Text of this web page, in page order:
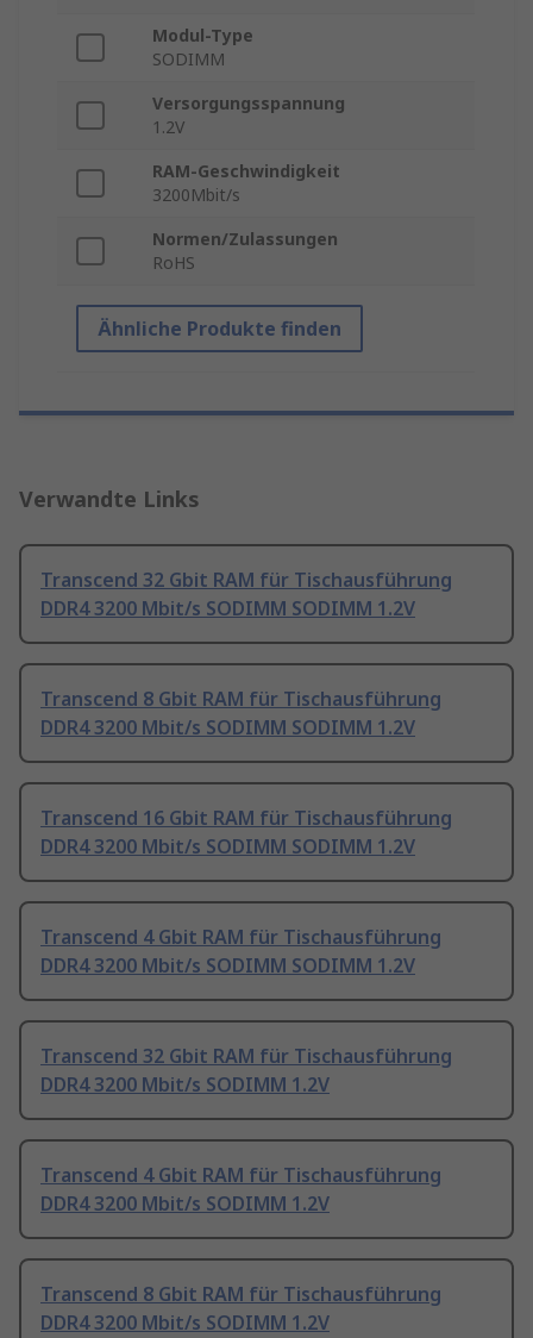
Modul-Type
SODIMM
Versorgungsspannung
1.2V
RAM-Geschwindigkeit
3200Mbit/s
Normen/Zulassungen
RoHS
Ähnliche Produkte finden
Verwandte Links
Transcend 32 Gbit RAM für Tischausführung
DDR4 3200 Mbit/s SODIMM SODIMM 1.2V
Transcend 8 Gbit RAM für Tischausführung
DDR4 3200 Mbit/s SODIMM SODIMM 1.2V
Transcend 16 Gbit RAM für Tischausführung
DDR4 3200 Mbit/s SODIMM SODIMM 1.2V
Transcend 4 Gbit RAM für Tischausführung
DDR4 3200 Mbit/s SODIMM SODIMM 1.2V
Transcend 32 Gbit RAM für Tischausführung
DDR4 3200 Mbit/s SODIMM 1.2V
Transcend 4 Gbit RAM für Tischausführung
DDR4 3200 Mbit/s SODIMM 1.2V
Transcend 8 Gbit RAM für Tischausführung
DDR4 3200 Mbit/s SODIMM 1.2V